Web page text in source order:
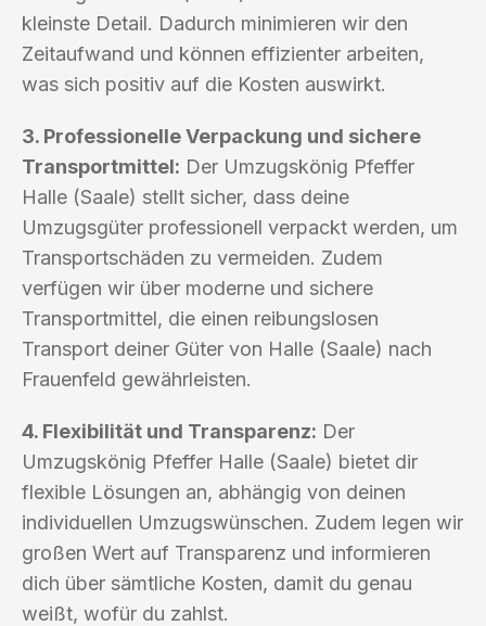
kleinste Detail. Dadurch minimieren wir den
Zeitaufwand und können effizienter arbeiten,
was sich positiv auf die Kosten auswirkt.
3. Professionelle Verpackung und sichere
Transportmittel: Der Umzugskönig Pfeffer
Halle (Saale) stellt sicher, dass deine
Umzugsgüter professionell verpackt werden, um
Transportschäden zu vermeiden. Zudem
verfügen wir über moderne und sichere
Transportmittel, die einen reibungslosen
Transport deiner Güter von Halle (Saale) nach
Frauenfeld gewährleisten.
4. Flexibilität und Transparenz: Der
Umzugskönig Pfeffer Halle (Saale) bietet dir
flexible Lösungen an, abhängig von deinen
individuellen Umzugswünschen. Zudem legen wir
großen Wert auf Transparenz und informieren
dich über sämtliche Kosten, damit du genau
weißt, wofür du zahlst.